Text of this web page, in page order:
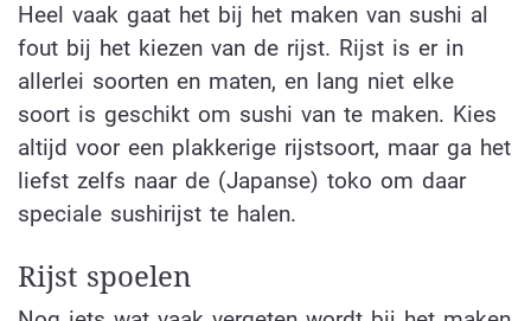
Heel vaak gaat het bij het maken van sushi al
fout bij het kiezen van de rijst. Rijst is er in
allerlei soorten en maten, en lang niet elke
soort is geschikt om sushi van te maken. Kies
altijd voor een plakkerige rijstsoort, maar ga het
liefst zelfs naar de (Japanse) toko om daar
speciale sushirijst te halen.
Rijst spoelen